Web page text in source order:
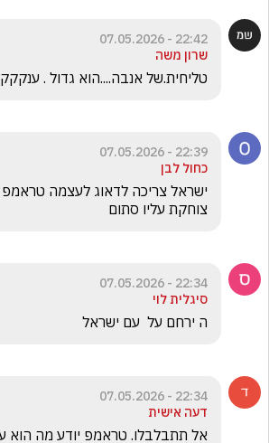
22:42 - 07.05.2026
שרון משה
טליחית.של אנבה....הוא גדול . ענקקק
22:39 - 07.05.2026
כחול לבן
צוחקת עליו סתום
22:34 - 07.05.2026
סיגלית לוי
ה ירחם על  עם ישראל
22:34 - 07.05.2026
דעה אישית